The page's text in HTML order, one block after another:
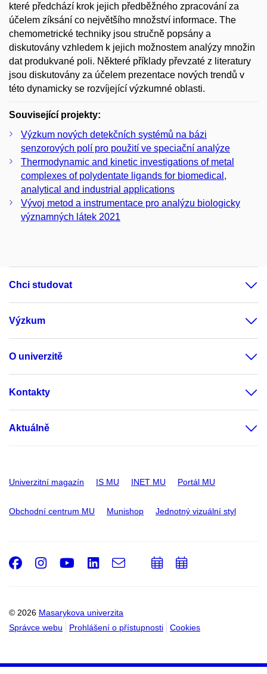
které předchází krok jejich předběžného zpracování za
účelem zíksání co největšího množství informace. The
chemometrické techniky jsou stručně popsány a
diskutovány vzhledem k jejich možnostem analýzy množin
dat produkvané poli. Některé příklady převzaté z literatury
jsou diskutovány za účelem prezentace nových trendů v
této dynamicky se rozvíjející výzkumné oblasti.
Související projekty:
Výzkum nových detekčních systémů na bázi
senzorových polí pro použití ve speciační analýze
Thermodynamic and kinetic investigations of metal
complexes of polydentate ligands for biomedical,
analytical and industrial applications
Vývoj metod a instrumentace pro analýzu biologicky
významných látek 2021
Chci studovat
Výzkum
O univerzitě
Kontakty
Aktuálně
Univerzitní magazín IS MU INET MU Portál MU
Obchodní centrum MU Munishop Jednotný vizuální styl
© 2026 Masarykova univerzita
Správce webu
Prohlášení o přístupnosti Cookies
Facebook
Instagram
Youtube
LinkedIn
e-
Email
PřidatPřidat